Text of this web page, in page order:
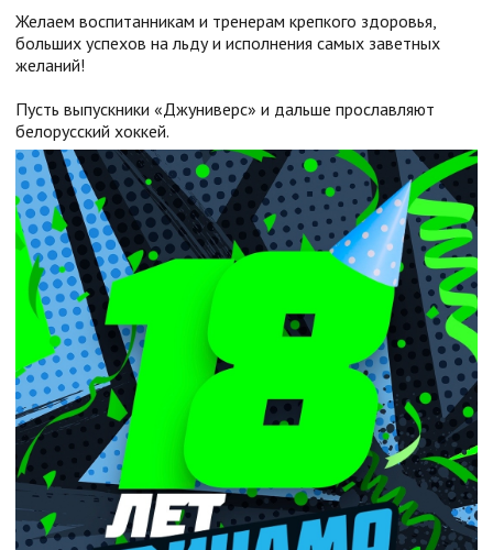
Желаем воспитанникам и тренерам крепкого здоровья,
больших успехов на льду и исполнения самых заветных
желаний!
Пусть выпускники «Джуниверс» и дальше прославляют
белорусский хоккей.